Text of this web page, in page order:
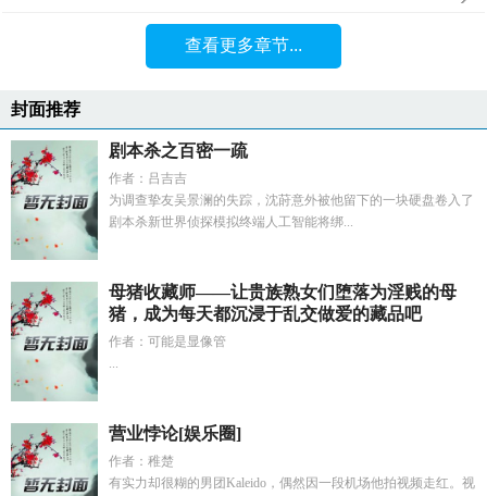
查看更多章节...
封面推荐
剧本杀之百密一疏
作者：吕吉吉
为调查挚友吴景澜的失踪，沈莳意外被他留下的一块硬盘卷入了
剧本杀新世界侦探模拟终端人工智能将绑...
母猪收藏师——让贵族熟女们堕落为淫贱的母
猪，成为每天都沉浸于乱交做爱的藏品吧
作者：可能是显像管
...
营业悖论[娱乐圈]
作者：稚楚
有实力却很糊的男团Kaleido，偶然因一段机场他拍视频走红。视